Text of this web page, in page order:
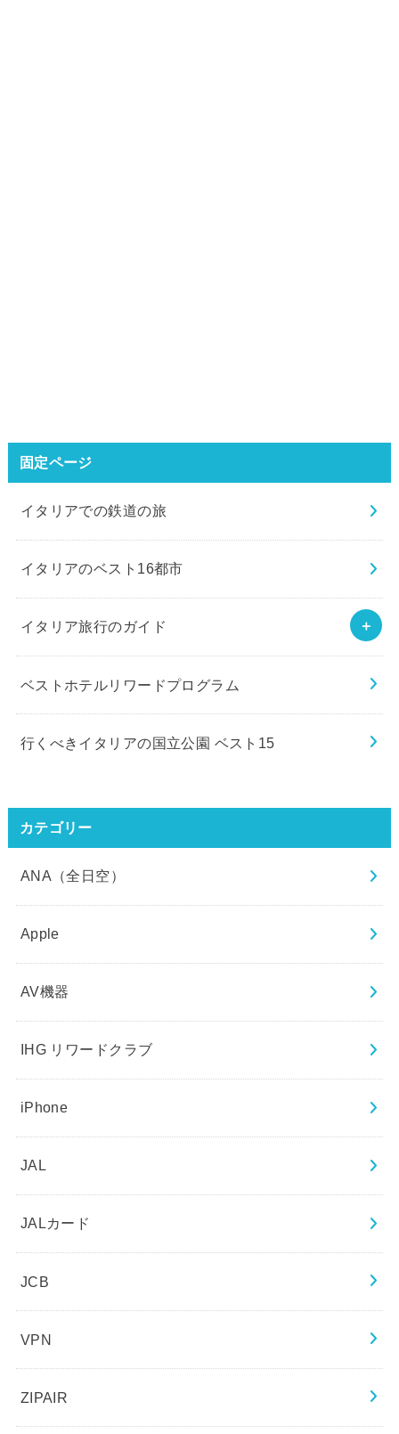
固定ページ
イタリアでの鉄道の旅
イタリアのベスト16都市
イタリア旅行のガイド
ベストホテルリワードプログラム
行くべきイタリアの国立公園 ベスト15
カテゴリー
ANA（全日空）
Apple
AV機器
IHG リワードクラブ
iPhone
JAL
JALカード
JCB
VPN
ZIPAIR